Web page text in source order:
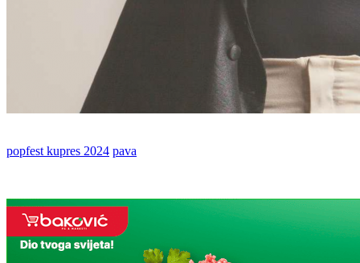
popfest kupres 2024 pava